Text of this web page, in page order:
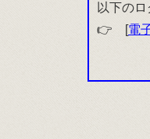
以下の
👉 [電